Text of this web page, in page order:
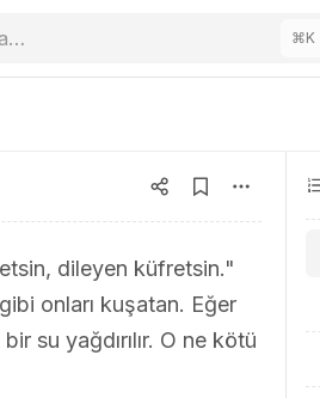
⌘K
dileyen küfretsin."
onları kuşatan. Eğer
su yağdırılır. O ne kötü